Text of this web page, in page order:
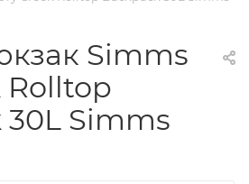
Simms
Rolltop
Simms